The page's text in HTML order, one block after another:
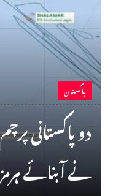
پاکستان
دو پاکستانی
نے آبنائے